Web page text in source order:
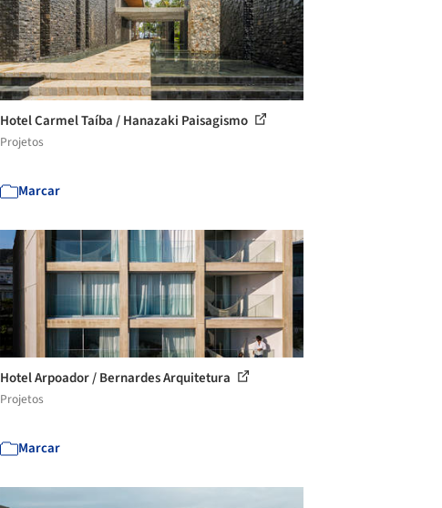
Hotel Carmel Taíba / Hanazaki Paisagismo
Projetos
Marcar
Hotel Arpoador / Bernardes Arquitetura
Projetos
Marcar